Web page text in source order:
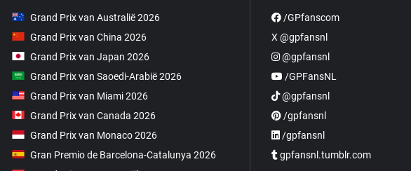
Grand Prix van Australië 2026
Grand Prix van China 2026
Grand Prix van Japan 2026
Grand Prix van Saoedi-Arabië 2026
Grand Prix van Miami 2026
Grand Prix van Canada 2026
Grand Prix van Monaco 2026
Gran Premio de Barcelona-Catalunya 2026
/GPfanscom
X @gpfansnl
@gpfansnl
/GPFansNL
@gpfansnl
/gpfansnl
/gpfansnl
gpfansnl.tumblr.com